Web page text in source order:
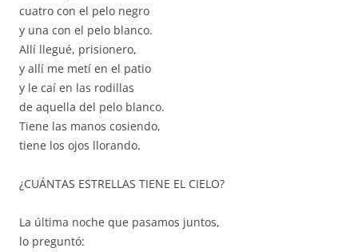
cuatro con el pelo negro
y una con el pelo blanco.
Allí llegué, prisionero,
y allí me metí en el patio
y le caí en las rodillas
de aquella del pelo blanco.
Tiene las manos cosiendo,
tiene los ojos llorando.
¿CUÁNTAS ESTRELLAS TIENE EL CIELO?
La última noche que pasamos juntos,
lo preguntó: